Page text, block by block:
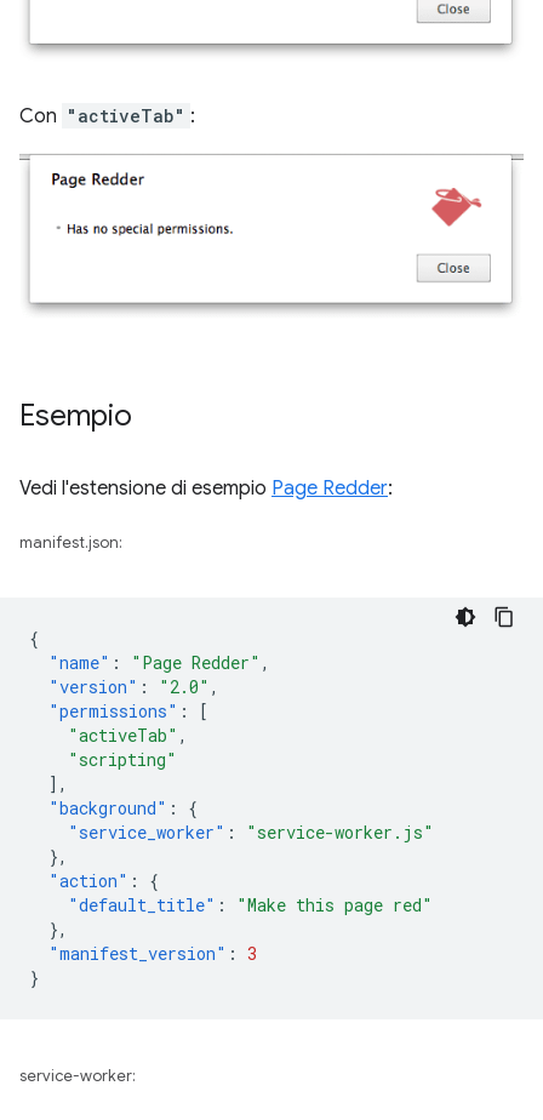
Con "activeTab" :
Esempio
Vedi l'estensione di esempio Page Redder:
manifest.json:
{
"name" : "Page Redder" ,
"version" : "2.0" ,
"permissions" :
[
"activeTab" ,
"scripting"
],
"background" :
{
"service_worker" :
"service-worker.js"
},
"action" :
{
"default_title" :
"Make this page red"
},
"manifest_version" : 3
}
service-worker: